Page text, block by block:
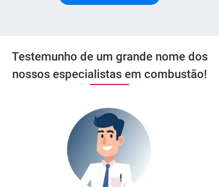
Testemunho de um grande nome dos
nossos especialistas em combustão!